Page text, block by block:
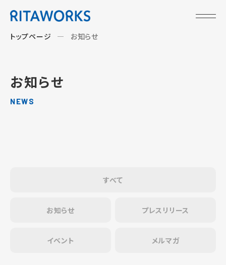
トップページ お知らせ
お知らせ
NEWS
すべて
お知らせ プレスリリース
イベント メルマガ